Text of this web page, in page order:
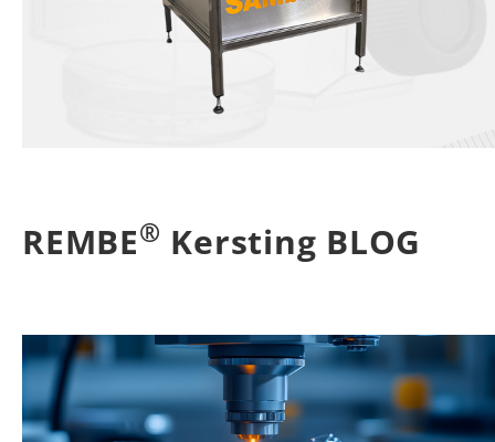
REMBE® Kersting BLOG